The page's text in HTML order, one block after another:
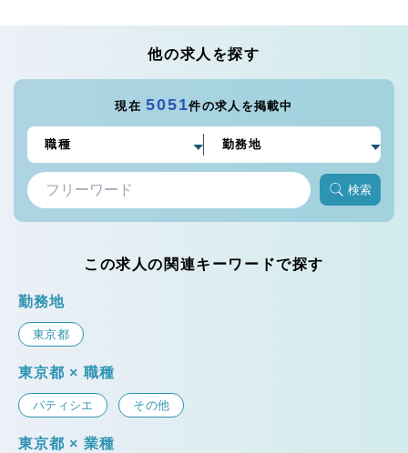
他の求人を探す
現在5051件の求人を掲載中
検索
この求人の関連キーワードで探す
勤務地
東京都
東京都 × 職種
パティシエ その他
東京都 × 業種